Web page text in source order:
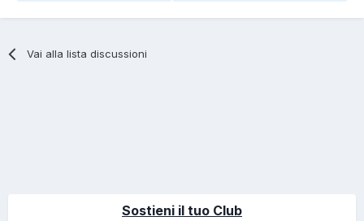
Vai alla lista discussioni
Sostieni il tuo Club